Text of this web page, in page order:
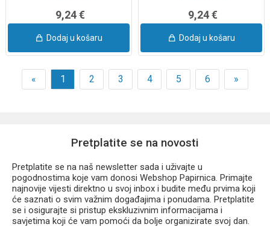
9,24 €
Dodaj u košaru
9,24 €
Dodaj u košaru
« 1 2 3 4 5 6 »
Pretplatite se na novosti
Pretplatite se na naš newsletter sada i uživajte u
pogodnostima koje vam donosi Webshop Papirnica. Primajte
najnovije vijesti direktno u svoj inbox i budite među prvima koji
će saznati o svim važnim događajima i ponudama. Pretplatite
se i osigurajte si pristup ekskluzivnim informacijama i
savjetima koji će vam pomoći da bolje organizirate svoj dan.